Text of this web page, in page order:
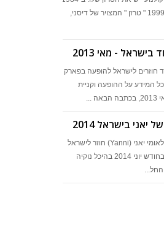
היה את " גרייסטוק ", ב-1999 " טרזן " המצויר של דיסני,
- מאי 2013
חוזרים לישראל להופעה בפארק
ב-7 למאי 2013. כל המידע על ההופעה וקניית
...
בישראל 2014
המלחין והמוסיקאי הבינלאומי יאני (Yanni) חוזר לישראל
בדיוק לאחר שנה ויופיע בחודש יוני 2014 בהיכל נוקיה